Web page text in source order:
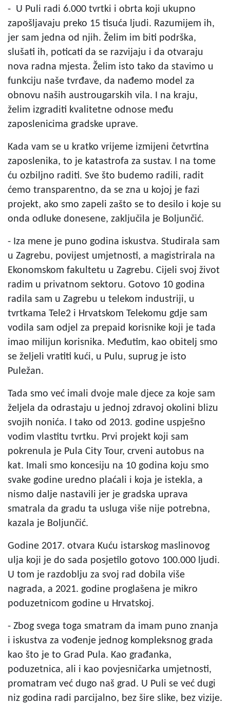
- U Puli radi 6.000 tvrtki i obrta koji ukupno
zapošljavaju preko 15 tisuća ljudi. Razumijem ih,
jer sam jedna od njih. Želim im biti podrška,
slušati ih, poticati da se razvijaju i da otvaraju
nova radna mjesta. Želim isto tako da stavimo u
funkciju naše tvrđave, da nađemo model za
obnovu naših austrougarskih vila. I na kraju,
želim izgraditi kvalitetne odnose među
zaposlenicima gradske uprave.
Kada vam se u kratko vrijeme izmijeni četvrtina
zaposlenika, to je katastrofa za sustav. I na tome
ću ozbiljno raditi. Sve što budemo radili, radit
ćemo transparentno, da se zna u kojoj je fazi
projekt, ako smo zapeli zašto se to desilo i koje su
onda odluke donesene, zaključila je Boljunčić.
- Iza mene je puno godina iskustva. Studirala sam
u Zagrebu, povijest umjetnosti, a magistrirala na
Ekonomskom fakultetu u Zagrebu. Cijeli svoj život
radim u privatnom sektoru. Gotovo 10 godina
radila sam u Zagrebu u telekom industriji, u
tvrtkama Tele2 i Hrvatskom Telekomu gdje sam
vodila sam odjel za prepaid korisnike koji je tada
imao milijun korisnika. Međutim, kao obitelj smo
se željeli vratiti kući, u Pulu, suprug je isto
Puležan.
Tada smo već imali dvoje male djece za koje sam
željela da odrastaju u jednoj zdravoj okolini blizu
svojih nonića. I tako od 2013. godine uspješno
vodim vlastitu tvrtku. Prvi projekt koji sam
pokrenula je Pula City Tour, crveni autobus na
kat. Imali smo koncesiju na 10 godina koju smo
svake godine uredno plaćali i koja je istekla, a
nismo dalje nastavili jer je gradska uprava
smatrala da gradu ta usluga više nije potrebna,
kazala je Boljunčić.
Godine 2017. otvara Kuću istarskog maslinovog
ulja koji je do sada posjetilo gotovo 100.000 ljudi.
U tom je razdoblju za svoj rad dobila više
nagrada, a 2021. godine proglašena je mikro
poduzetnicom godine u Hrvatskoj.
- Zbog svega toga smatram da imam puno znanja
i iskustva za vođenje jednog kompleksnog grada
kao što je to Grad Pula. Kao građanka,
poduzetnica, ali i kao povjesničarka umjetnosti,
promatram već dugo naš grad. U Puli se već dugi
niz godina radi parcijalno, bez šire slike, bez vizije.